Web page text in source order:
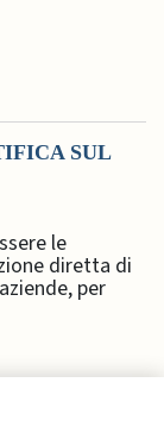
SUL
le
diretta di
per